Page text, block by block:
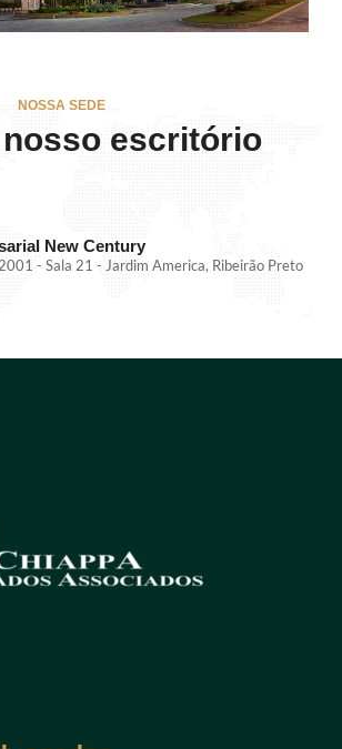
NOSSA SEDE
escritório
New Century
- Sala 21 - Jardim America, Ribeirão Preto